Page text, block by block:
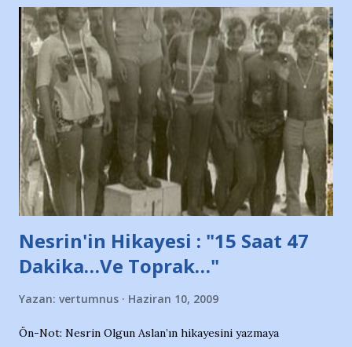
ve ürünlerini Bursa şehrinde görmek istemediklerini bir
protesto eylemiyle açıkladıklarını bildiriyordu.. Bu grup
adına açıklama yapan şahsı muhterem(!) ''Açık ve net olarak
söylüyoruz. Bu son uyarımızdır. Bunun yanısıra, bu takımlara
ait tanıtıcı ilanların asılmasına izin veren Bursa Büyükşehir
Belediyesi ile mağazaların bulunduğu alışveriş merkezlerini
de kınıyoruz'' diye de eklemiş .. Blogumuzda okuduğum bu
yazının hemen ardından bu habe...
Nesrin'in Hikayesi : "15 Saat 47
Dakika…Ve Toprak…"
Yazan: vertumnus Haziran 10, 2009
Ön-Not: Nesrin Olgun Aslan’ın hikayesini yazmaya